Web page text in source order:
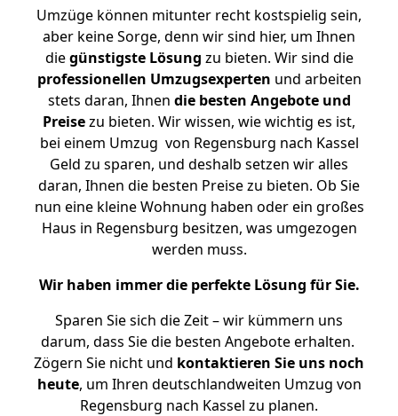
Umzüge können mitunter recht kostspielig sein,
aber keine Sorge, denn wir sind hier, um Ihnen
diegünstigste Lösung zu bieten. Wir sind die
professionellen Umzugsexperten und arbeiten
stets daran, Ihnen die besten Angebote und
Preisezu bieten. Wir wissen, wie wichtig es ist,
bei einem Umzug von Regensburg nach Kassel
Geld zu sparen, und deshalb setzen wir alles
daran, Ihnen die besten Preise zu bieten. Ob Sie
nun eine kleine Wohnung haben oder ein großes
Haus in Regensburg besitzen, was umgezogen
werden muss.
Wir haben immer die perfekte Lösung für Sie.
Sparen Sie sich die Zeit – wir kümmern uns
darum, dass Sie die besten Angebote erhalten.
Zögern Sie nicht und kontaktieren Sie uns noch
heute, um Ihren deutschlandweiten Umzug von
Regensburg nach Kassel zu planen.